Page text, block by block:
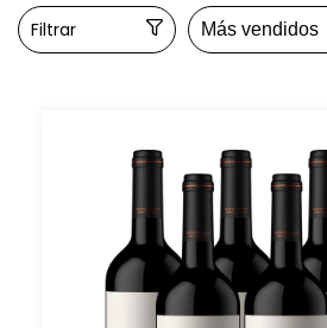
Filtrar